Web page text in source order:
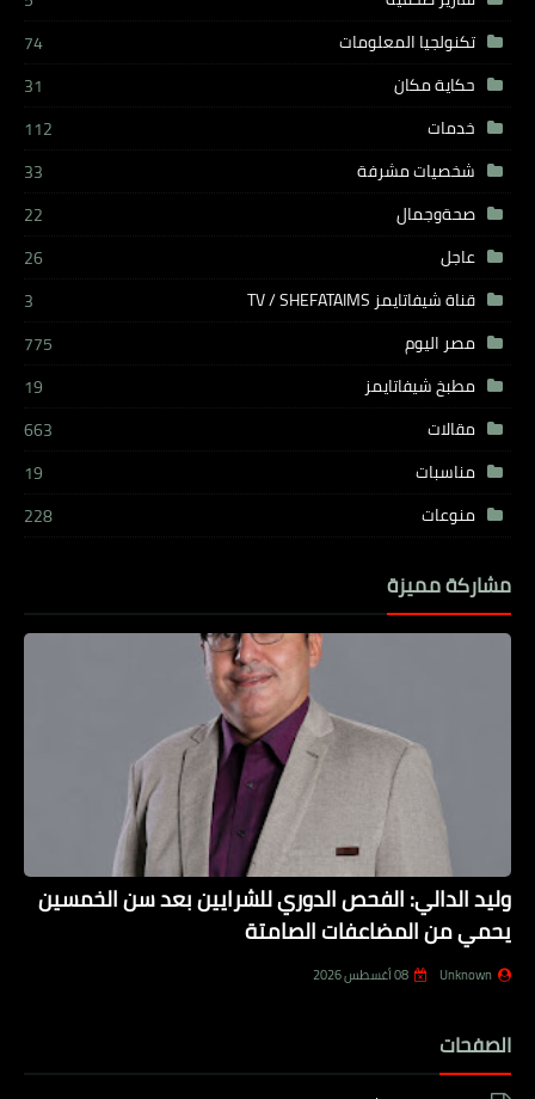
تكنولجيا المعلومات
74
حكاية مكان
31
خدمات
112
شخصيات مشرفة
33
صحةوجمال
22
عاجل
26
قناة شيفاتايمز TV / SHEFATAIMS
3
مصر اليوم
775
مطبخ شيفاتايمز
19
مقالات
663
مناسبات
19
منوعات
228
مشاركة مميزة
وليد الدالي: الفحص الدوري للشرايين بعد سن الخمسين
يحمي من المضاعفات الصامتة
Unknown 08 أغسطس 2026
الصفحات